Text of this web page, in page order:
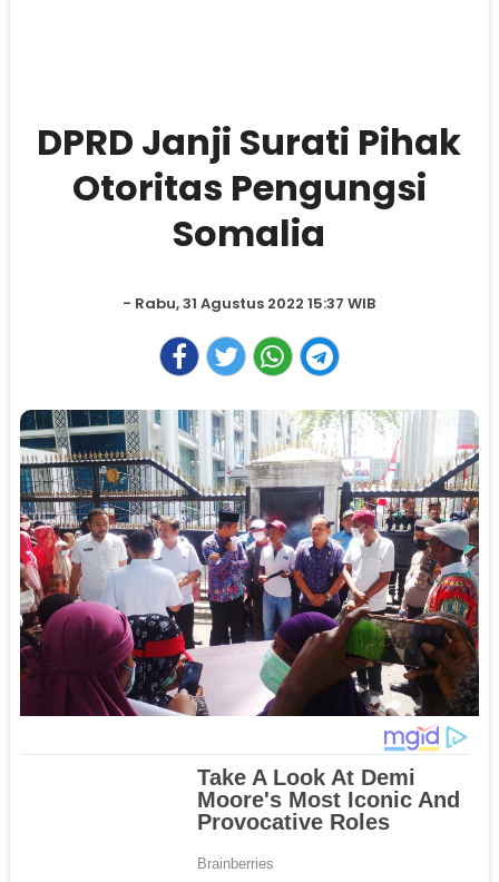
DPRD Janji Surati Pihak
Otoritas Pengungsi
Somalia
- Rabu, 31 Agustus 2022 15:37 WIB